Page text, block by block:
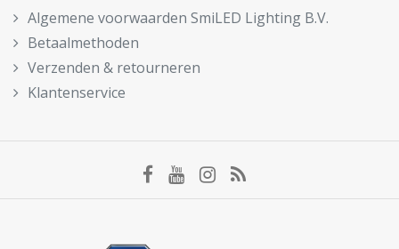
Algemene voorwaarden SmiLED Lighting B.V.
Betaalmethoden
Verzenden & retourneren
Klantenservice